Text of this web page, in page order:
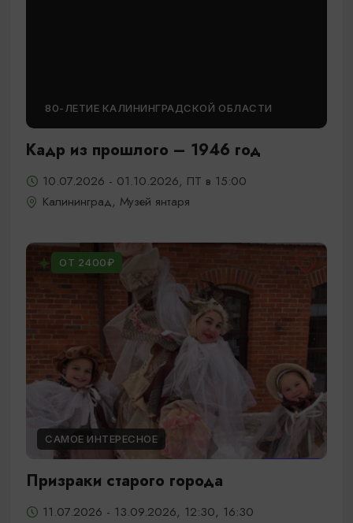
80-ЛЕТИЕ КАЛИНИНГРАДСКОЙ ОБЛАСТИ
Кадр из прошлого – 1946 год
10.07.2026 - 01.10.2026, ПТ в 15:00
Калининград, Музей янтаря
ОТ 2400₽
САМОЕ ИНТЕРЕСНОЕ
Призраки старого города
11.07.2026 - 13.09.2026, 12:30, 16:30